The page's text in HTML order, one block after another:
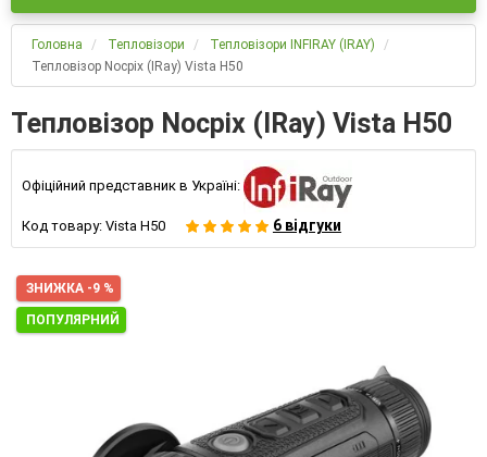
Головна Тепловізори
Тепловізори INFIRAY (IRAY)
Тепловізор Nocpix (IRay) Vista H50
Тепловізор Nocpix (IRay) Vista H50
Офіційний представник в Україні:
Код товару: Vista H50 6 відгуки
ЗНИЖКА -9 %
ПОПУЛЯРНИЙ